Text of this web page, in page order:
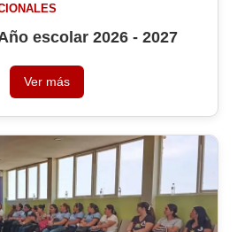
escolar 2026 - 2027
Ver más